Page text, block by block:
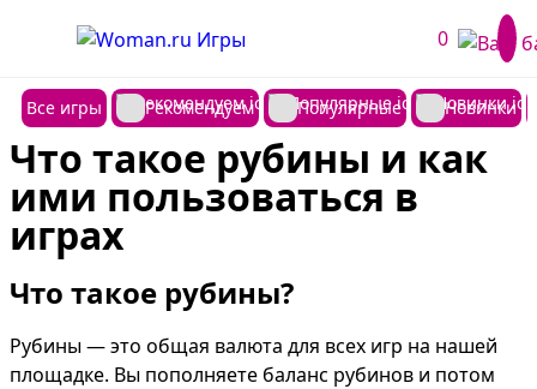
0
Все игры Рекомендуем Популярные Новинки
Что такое рубины и как
ими пользоваться в
играх
Что такое рубины?
Рубины — это общая валюта для всех игр на нашей
площадке. Вы пополняете баланс рубинов и потом